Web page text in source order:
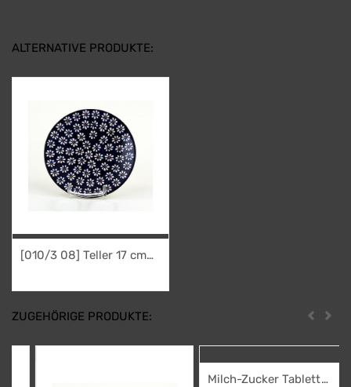
ALTERNATIVE PRODUKTE:
[010/3 08] Teller 17 cm
ZUGEHÖRIGE PRODUKTE: Zurück
Milch-Zucker Tablett